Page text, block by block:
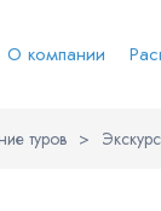
О компании
туров >